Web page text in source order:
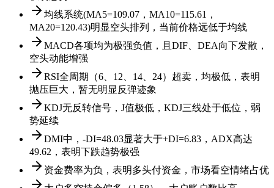
均线系统(MA5=109.07，MA10=115.61，
MA20=120.43)明显空头排列，当前价格远低于均线
MACD各项均为极强负值，且DIF、DEA向下发散，
空头动能增强
RSI全周期（6、12、14、24）超卖，均极低，表明
抛压巨大，暂无明显反弹迹象
KDJ无反转信号，J值极低，KDJ三线处于低位，弱
势延续
DMI中，-DI=48.03显著大于+DI=6.83，ADX高达
49.62，表明下跌趋势极强
资金费率为负，表明多头付资金，市场看空情绪占优